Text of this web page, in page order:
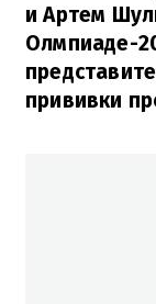
и Артем
Олмпиаде-
прививки